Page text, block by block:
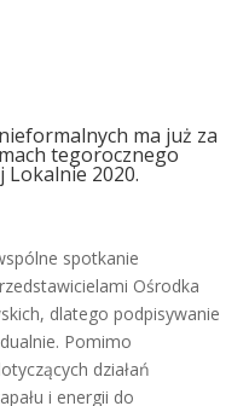
ma już za
tegorocznego
2020.
spotkanie
Ośrodka
dlatego podpisywanie
Pomimo
działań
i energii do